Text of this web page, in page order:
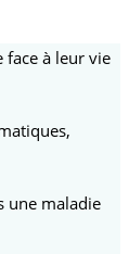
face à leur vie
une maladie